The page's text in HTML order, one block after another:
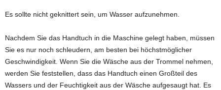
Es sollte nicht geknittert sein, um Wasser aufzunehmen.
Nachdem Sie das Handtuch in die Maschine gelegt haben, müssen
Sie es nur noch schleudern, am besten bei höchstmöglicher
Geschwindigkeit. Wenn Sie die Wäsche aus der Trommel nehmen,
werden Sie feststellen, dass das Handtuch einen Großteil des
Wassers und der Feuchtigkeit aus der Wäsche aufgesaugt hat. Es